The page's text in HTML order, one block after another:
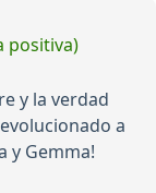
positiva)
y la verdad
a
y Gemma!